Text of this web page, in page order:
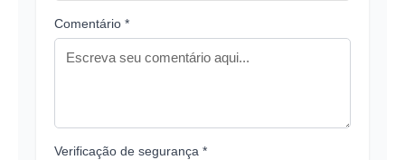
Comentário *
Verificação de segurança *